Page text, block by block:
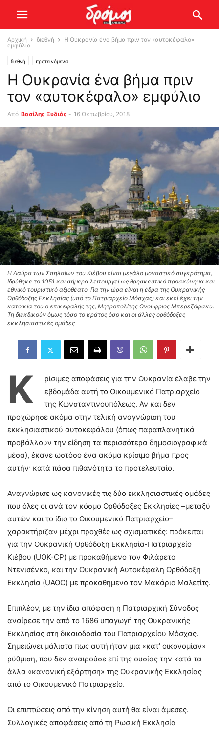
Αρχική διεθνή
Η Ουκρανία ένα βήμα πριν τον «αυτοκέφαλο»
εμφύλιο
διεθνή προτεινόμενα
Η Ουκρανία ένα βήμα πριν
τον «αυτοκέφαλο» εμφύλιο
Από Βασίλης Ξυδιάς - 16 Οκτωβρίου, 2018
Η Λαύρα των Σπηλαίων του Κιέβου είναι μεγάλο μοναστικό συγκρότημα,
Ιδρύθηκε το 1051 και σήμερα λειτουργεί ως θρησκευτικό προσκύνημα και
εθνικό τουριστικό αξιοθέατο. Για την ώρα είναι η έδρα της Ουκρανικής
Ορθόδοξης Εκκλησίας (υπό το Πατριαρχείο Μόσχας) και εκεί έχει την
κατοικία του ο επικεφαλής της, Μητροπολίτης Ονούφριος Μπερεζόφσκυ.
Τη διεκδικούν όμως τόσο το κράτος όσο και οι άλλες ορθόδοξες
εκκλησιαστικές ομάδες
Κ
ρίσιμες αποφάσεις για την Ουκρανία έλαβε την
εβδομάδα αυτή το Οικουμενικό Πατριαρχείο
της Κωνσταντινουπόλεως. Αν και δεν
προχώρησε ακόμα στην τελική αναγνώριση του
εκκλησιαστικού αυτοκεφάλου (όπως παραπλανητικά
προβάλλουν την είδηση τα περισσότερα δημοσιογραφικά
μέσα), έκανε ωστόσο ένα ακόμα κρίσιμο βήμα προς
αυτήν· κατά πάσα πιθανότητα το προτελευταίο.
Αναγνώρισε ως κανονικές τις δύο εκκλησιαστικές ομάδες
που όλες οι ανά τον κόσμο Ορθόδοξες Εκκλησίες –μεταξύ
αυτών και το ίδιο το Οικουμενικό Πατριαρχείο–
χαρακτήριζαν μέχρι προχθές ως σχισματικές: πρόκειται
για την Ουκρανική Ορθόδοξη Εκκλησία-Πατριαρχείο
Κιέβου (UOK-CP) με προκαθήμενο τον Φιλάρετο
Ντενισένκο, και την Ουκρανική Αυτοκέφαλη Ορθόδοξη
Εκκλησία (UAOC) με προκαθήμενο τον Μακάριο Μαλετίτς.
Επιπλέον, με την ίδια απόφαση η Πατριαρχική Σύνοδος
αναίρεσε την από το 1686 υπαγωγή της Ουκρανικής
Εκκλησίας στη δικαιοδοσία του Πατριαρχείου Μόσχας.
Σημειώνει μάλιστα πως αυτή ήταν μια «κατ’ οικονομίαν»
ρύθμιση, που δεν αναιρούσε επί της ουσίας την κατά τα
άλλα «κανονική εξάρτηση» της Ουκρανικής Εκκλησίας
από το Οικουμενικό Πατριαρχείο.
Οι επιπτώσεις από την κίνηση αυτή θα είναι άμεσες.
Συλλογικές αποφάσεις από τη Ρωσική Εκκλησία